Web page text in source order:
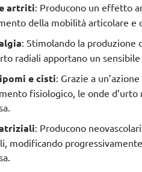
artriti: Producono uneffetto
della mobilità articolare e
: Stimolando la produzione
radiali apportano un
e cisti: Grazie a
fisiologico , le onde
: Producono
, modificando